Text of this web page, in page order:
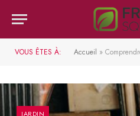
VOUS ÊTES À: Accueil » Comprendre la
JARDIN